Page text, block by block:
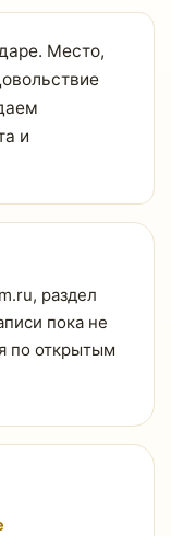
Место,
и
раздел
пока не
по открытым